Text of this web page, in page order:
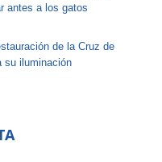
antes a los gatos
de la Cruz de
su iluminación